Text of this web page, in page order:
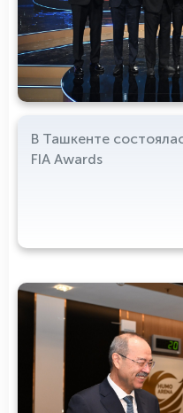
В Ташкенте
FIA Awards